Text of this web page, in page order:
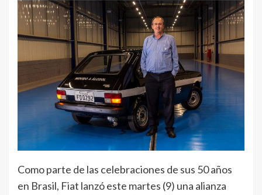
Como parte de las celebraciones de sus 50 años
en Brasil, Fiat lanzó este martes (9) una alianza